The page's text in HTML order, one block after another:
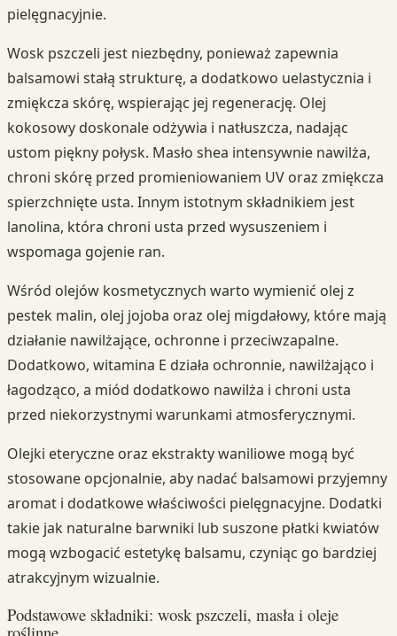
pielęgnacyjnie.
Wosk pszczeli jest niezbędny, ponieważ zapewnia
balsamowi stałą strukturę, a dodatkowo uelastycznia i
zmiękcza skórę, wspierając jej regenerację. Olej
kokosowy doskonale odżywia i natłuszcza, nadając
ustom piękny połysk. Masło shea intensywnie nawilża,
chroni skórę przed promieniowaniem UV oraz zmiękcza
spierzchnięte usta. Innym istotnym składnikiem jest
lanolina, która chroni usta przed wysuszeniem i
wspomaga gojenie ran.
Wśród olejów kosmetycznych warto wymienić olej z
pestek malin, olej jojoba oraz olej migdałowy, które mają
działanie nawilżające, ochronne i przeciwzapalne.
Dodatkowo, witamina E działa ochronnie, nawilżająco i
łagodząco, a miód dodatkowo nawilża i chroni usta
przed niekorzystnymi warunkami atmosferycznymi.
Olejki eteryczne oraz ekstrakty waniliowe mogą być
stosowane opcjonalnie, aby nadać balsamowi przyjemny
aromat i dodatkowe właściwości pielęgnacyjne. Dodatki
takie jak naturalne barwniki lub suszone płatki kwiatów
mogą wzbogacić estetykę balsamu, czyniąc go bardziej
atrakcyjnym wizualnie.
Podstawowe składniki: wosk pszczeli, masła i oleje